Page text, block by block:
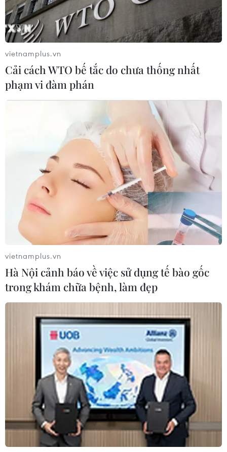
Trung Quốc đưa máy bay chiến đấu đến
khu vực giàn khoan trái phép
Thông tin từ đại diện Cục Kiểm ngư Việt Nam cho biết
trong ngày 13/7, Trung Quốc đã điều một máy bay
chiến đấu đến khu vực hạ đặt trái phép giàn khoan Hải
Dương-981.
Máy bay Trung Quốc vẫn duy trì giám sát
các tàu Việt Nam
12/07/2014 12:04
Từ 7 giờ 40 đến 9 giờ ngày 12/7, phía Trung Quốc đã
điều máy bay cánh bằng bay 4 lượt ở độ cao 200-300
vietnamplus.vn
Cải cách WTO bế tắc do chưa thống nhất
phạm vi đàm phán
vietnamplus.vn
Hà Nội cảnh báo về việc sử dụng tế bào gốc
trong khám chữa bệnh, làm đẹp